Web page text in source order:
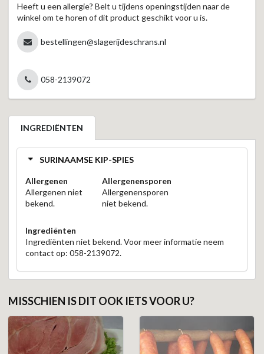
Heeft u een allergie? Belt u tijdens openingstijden naar de
winkel om te horen of dit product geschikt voor u is.
bestellingen@slagerijdeschrans.nl
058-2139072
INGREDIËNTEN
SURINAAMSE KIP-SPIES
Allergenen
Allergenen niet
bekend.
Allergenensporen
Allergenensporen
niet bekend.
Ingrediënten
Ingrediënten niet bekend. Voor meer informatie neem
contact op: 058-2139072.
MISSCHIEN IS DIT OOK IETS VOOR U?